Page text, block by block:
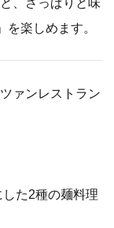
を楽しめます。
ァンレストラン
した2種の麺料理